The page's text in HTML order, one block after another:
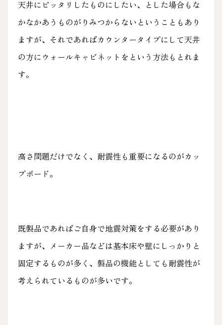
天井にピッタリしたものにしたい、とした場合もな
かなかあうものがりみつからないということもあり
ますが、それであればカウンタータイプにして天井
の方にウォールキャビネットをという方法もとれま
す。
高さ問題だけでなく、耐震性も重要になるのがカッ
プボード。
既製品であればご自身で地震対策をする必要があり
ますが、メーカー品などは基本床や壁にしっかりと
固定するものが多く、製品の機能としても耐震性が
考えられているものが多いです。